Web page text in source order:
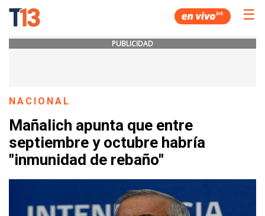
☰
PUBLICIDAD
NACIONAL
Mañalich apunta que entre
septiembre y octubre habría
"inmunidad de rebaño"